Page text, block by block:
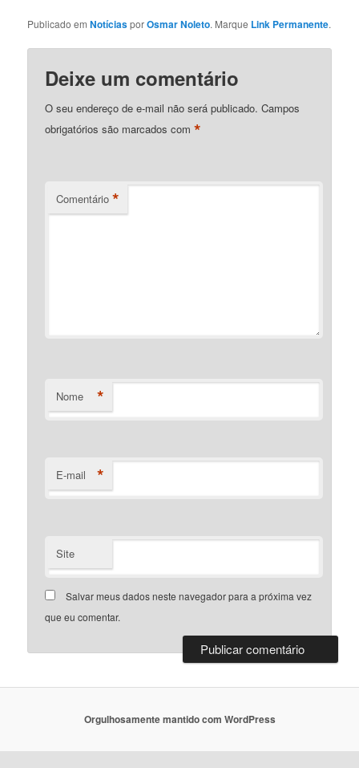
Publicado emNotíciasporOsmar Noleto. Marque Link Permanente.
Deixe um comentário
O seu endereço de e-mail não será publicado. Campos
obrigatórios são marcados com*
Comentário *
Nome *
E-mail *
Site
Salvar meus dados neste navegador para a próxima vez
que eu comentar.
Orgulhosamente mantido com WordPress